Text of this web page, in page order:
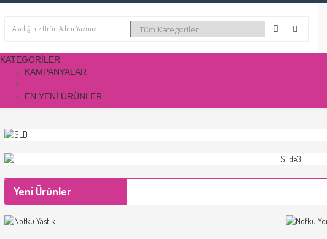
KATEGORILER
KAMPANYALAR
EN YENI ÜRÜNLER
Yeni Ürünler